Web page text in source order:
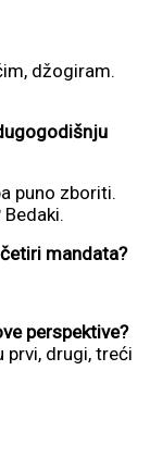
džogiram.
puno zboriti.
mandata?
perspektive?
prvi, drugi, treći